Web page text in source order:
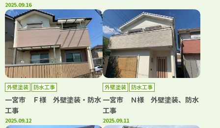
2025.09.16
外壁塗装 防水工事
一宮市 Ｆ様 外壁塗装・防水
工事
2025.09.12
外壁塗装 防水工事
一宮市 Ｎ様 外壁塗装、防水
工事
2025.09.11